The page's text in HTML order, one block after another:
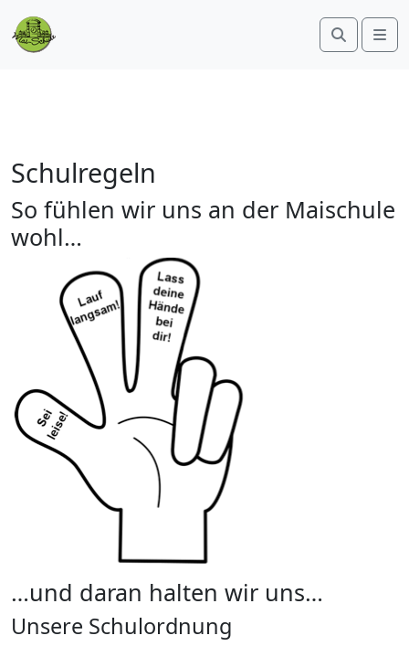
Search
Schulregeln
So fühlen wir uns an der Maischule
wohl…
…und daran halten wir uns…
Unsere Schulordnung